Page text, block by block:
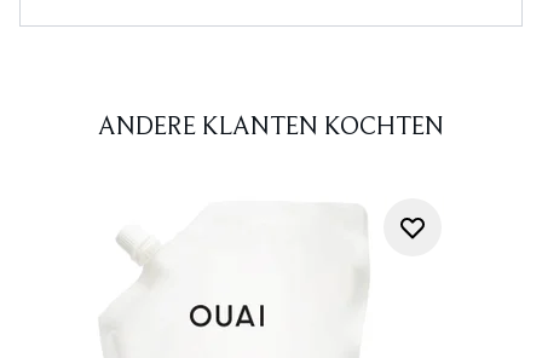
ANDERE KLANTEN KOCHTEN